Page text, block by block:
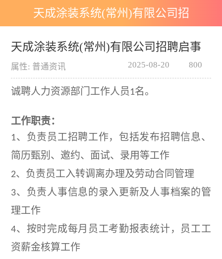
天成涂装系统(常州)有限公司招
聘启事
天成涂装系统(常州)有限公司招聘启事
属性: 普通资讯 800
2025-08-20
诚聘人力资源部门工作人员 1名。
工作职责：
1、负责员工招聘工作，包括发布招聘信息、
简历甄别、邀约、面试、录用等工作
2、负责员工入转调离办理及劳动合同管理
3、负责人事信息的录入更新及人事档案的管
理工作
4、按时完成每月员工考勤报表统计，员工工
资薪金核算工作